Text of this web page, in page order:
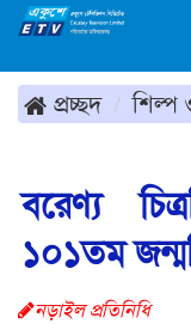
প্রচ্ছদ শিল্প
বরেণ্য
১০১তম
নড়াইল প্রতিনিধি